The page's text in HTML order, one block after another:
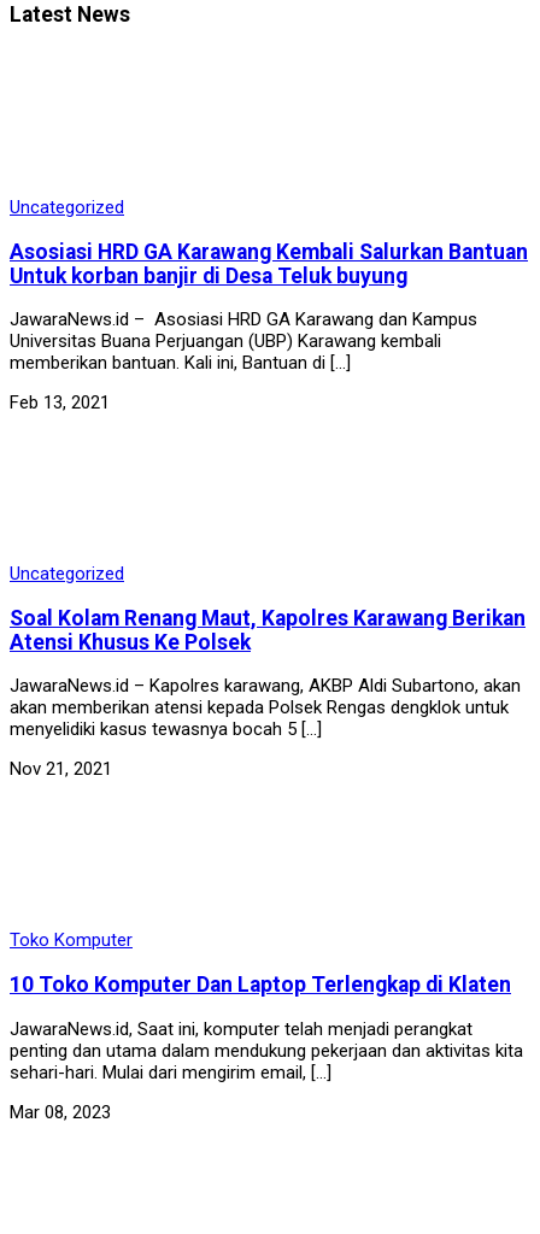
Latest News
Uncategorized
Asosiasi HRD GA Karawang Kembali Salurkan Bantuan
Untuk korban banjir di Desa Teluk buyung
JawaraNews.id – Asosiasi HRD GA Karawang dan Kampus
Universitas Buana Perjuangan (UBP) Karawang kembali
memberikan bantuan. Kali ini, Bantuan di […]
Feb 13, 2021
Uncategorized
Soal Kolam Renang Maut, Kapolres Karawang Berikan
Atensi Khusus Ke Polsek
JawaraNews.id – Kapolres karawang, AKBP Aldi Subartono, akan
akan memberikan atensi kepada Polsek Rengas dengklok untuk
menyelidiki kasus tewasnya bocah 5 […]
Nov 21, 2021
Toko Komputer
10 Toko Komputer Dan Laptop Terlengkap di Klaten
JawaraNews.id, Saat ini, komputer telah menjadi perangkat
penting dan utama dalam mendukung pekerjaan dan aktivitas kita
sehari-hari. Mulai dari mengirim email, […]
Mar 08, 2023